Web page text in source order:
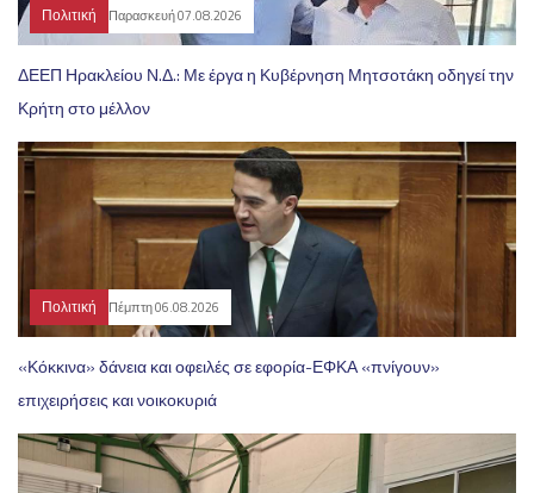
Πολιτική Παρασκευή 07.08.2026
ΔΕΕΠ Ηρακλείου Ν.Δ.: Με έργα η Κυβέρνηση Μητσοτάκη οδηγεί την
Κρήτη στο μέλλον
Πολιτική Πέμπτη 06.08.2026
«Κόκκινα» δάνεια και οφειλές σε εφορία-ΕΦΚΑ «πνίγουν»
επιχειρήσεις και νοικοκυριά